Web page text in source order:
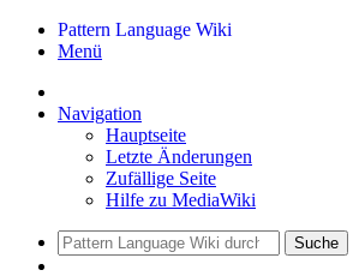
Pattern Language Wiki
Menü
Navigation
Hauptseite
Letzte Änderungen
Zufällige Seite
Hilfe zu MediaWiki
Suche